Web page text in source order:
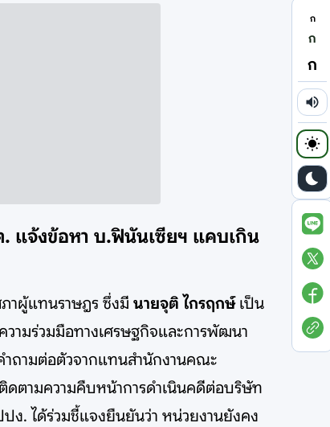
. แจ้งข้อหา บ.ฟินันเซียฯ แคบเกิน
ภาผู้แทนราษฎร ซึ่งมี นายจุติ ไกรฤกษ์เป็น
วามร่วมมือทางเศรษฐกิจและการพัฒนา
ถามต่อตัวจากแทนสำนักงานคณะ
ตามความคืบหน้าการดำเนินคดีต่อบริษัท
ง. ได้ร่วมชี้แจงยืนยันว่า หน่วยงานยังคง
ก
ก
ก